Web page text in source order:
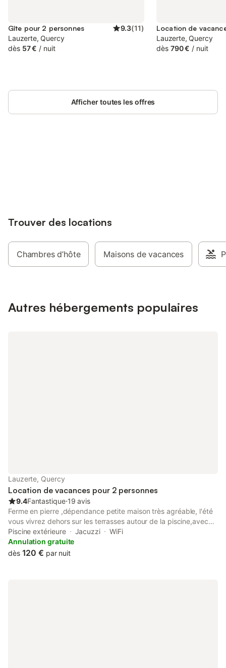
Gîte pour 2 personnes 9.3(11)
Lauzerte, Quercy
dès 57 € / nuit
Lauzerte, Quercy
dès 790 € / nuit
Afficher toutes les offres
Trouver des locations
Chambres d’hôte Maisons de vacances
Autres hébergements populaires
Lauzerte, Quercy
Location de vacances pour 2 personnes
9.4Fantastique⋅19 avis
Ferme en pierre ,dépendance petite maison très agréable, l'été
vous vivrez dehors sur les terrasses autour de la piscine,avec
une vue imprenable sur la campagne vallonnée, entourée d'un
grand jardin et pelouse parsemé de petites fleurs ,seul les
oiseaux,les cigales animent le calme de cette propriété. A 10 km
Piscine extérieure Jacuzzi
WiFi
Annulation gratuite
dès 120 € par nuit